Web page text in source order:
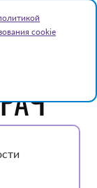
cookie